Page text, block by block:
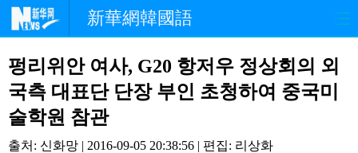
新華網韓國語
홈페이지 최신뉴스 정치
경제 사회 포토
중한교류 핫 TV
펑리위안 여사, G20 항저우 정상회의 외
국측 대표단 단장 부인 초청하여 중국미
술학원 참관
출처: 신화망 | 2016-09-05 20:38:56 | 편집: 리상화